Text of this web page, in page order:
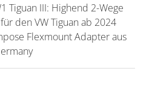
Tiguan III: Highend 2-Wege
den VW Tiguan ab 2024
Flexmount Adapter aus